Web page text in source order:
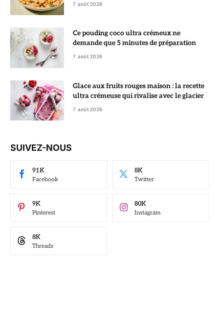
7 août 2026
Ce pouding coco ultra crémeux ne
demande que 5 minutes de préparation
7 août 2026
Glace aux fruits rouges maison : la recette
ultra crémeuse qui rivalise avec le glacier
7 août 2026
SUIVEZ-NOUS
Facebook
91K
Twitter
8K
Pinterest
9K
Instagram
80K
Threads
8K